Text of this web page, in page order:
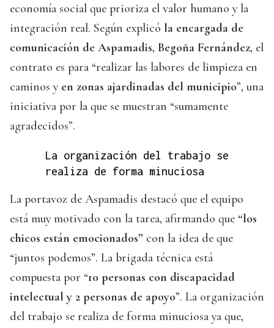
economía social que prioriza el valor humano y la
integración real. Según explicó la encargada de
comunicación de Aspamadis, Begoña Fernández, el
contrato es para “realizar las labores de limpieza en
caminos y en zonas ajardinadas del municipio”, una
iniciativa por la que se muestran “sumamente
agradecidos”.
La organización del trabajo se
realiza de forma minuciosa
La portavoz de Aspamadis destacó que el equipo
está muy motivado con la tarea, afirmando que “los
chicos están emocionados” con la idea de que
“juntos podemos”. La brigada técnica está
compuesta por “10 personas con discapacidad
intelectual y 2 personas de apoyo”. La organización
del trabajo se realiza de forma minuciosa ya que,